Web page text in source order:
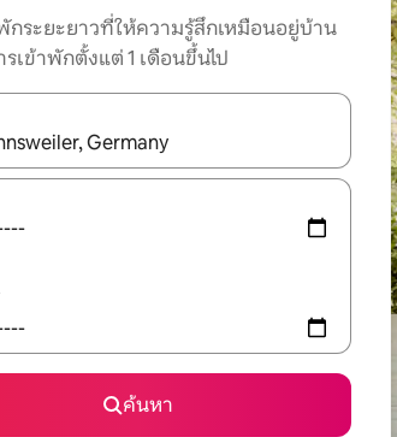
ระยะยาวที่ให้ความรู้สึกเหมือนอยู่บ้าน
เข้าพักตั้งแต่ 1 เดือนขึ้นไป
ขึ้นลง หรือใช้การสัมผัสหรือปัด เพื่อสำรวจผลการค้นหา
ค้นหา